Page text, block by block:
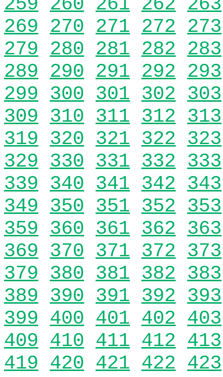
269 270 271 272 273
279 280 281 282 283
289 290 291 292 293
299 300 301 302 303
309 310 311 312 313
319 320 321 322 323
329 330 331 332 333
339 340 341 342 343
349 350 351 352 353
359 360 361 362 363
369 370 371 372 373
379 380 381 382 383
389 390 391 392 393
399 400 401 402 403
409 410 411 412 413
419 420 421 422 423